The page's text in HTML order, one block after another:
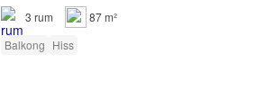
3 rum
87 m²
Balkong Hiss